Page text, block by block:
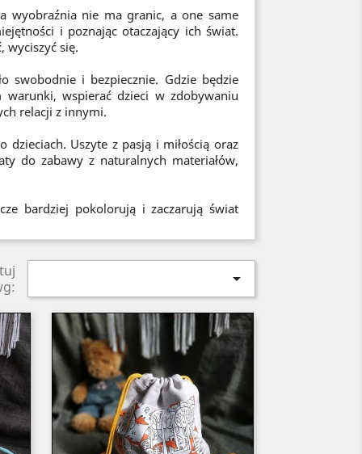
wyobraźnia nie ma granic, a one same
i poznając otaczający ich świat.
wyciszyć się.
swobodnie i bezpiecznie. Gdzie będzie
warunki, wspierać dzieci w zdobywaniu
relacji z innymi.
Uszyte z pasją i miłością oraz
do zabawy z naturalnych materiałów,
bardziej pokolorują i zaczarują świat
